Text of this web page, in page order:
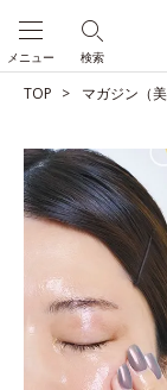
検索
メニュー
TOP マガジン（